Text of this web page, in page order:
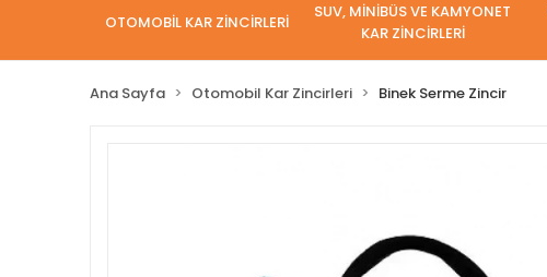
OTOMOBİL KAR ZİNCİRLERİ
SUV, MİNİBÜS VE KAMYONET
KAR ZİNCİRLERİ
Ana Sayfa Otomobil Kar Zincirleri Binek Serme Zincir